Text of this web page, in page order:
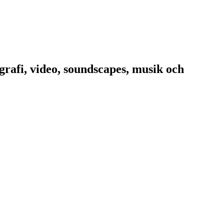
video, soundscapes, musik och